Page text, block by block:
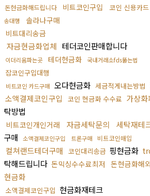
돈현금화해드립니다 비트코인구입 코인 신용카드
송대행
솔라나구매
비트대리송금
자금현금화업체 테더코인판매합니다
이더리움파는곳 테더현금화 국내거래소fds뚫는법
잡코인구입대행
비트코인 카드구매 오다현금화 세금적게내는방법
소액결제코인구입 코인 현금화 수수료 가상
탁방법
비트코인개인거래 자금세탁문의 세탁재테
구매
소액결제코인구입 트론구매 비트코인매입
컬쳐랜드테더구매 코인대리송금 핑현금화
탁해드립니다 돈믹싱수수료최저 돈현금화해
현금화
소액결제코인구입 현금화재테크